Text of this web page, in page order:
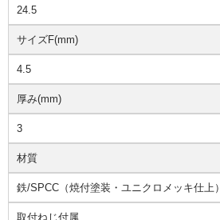
24.5
サイズF(mm)
4.5
厚み(mm)
3
材質
鉄/SPCC（焼付塗装・ユニクロメッキ仕上）
取付ねじ付属